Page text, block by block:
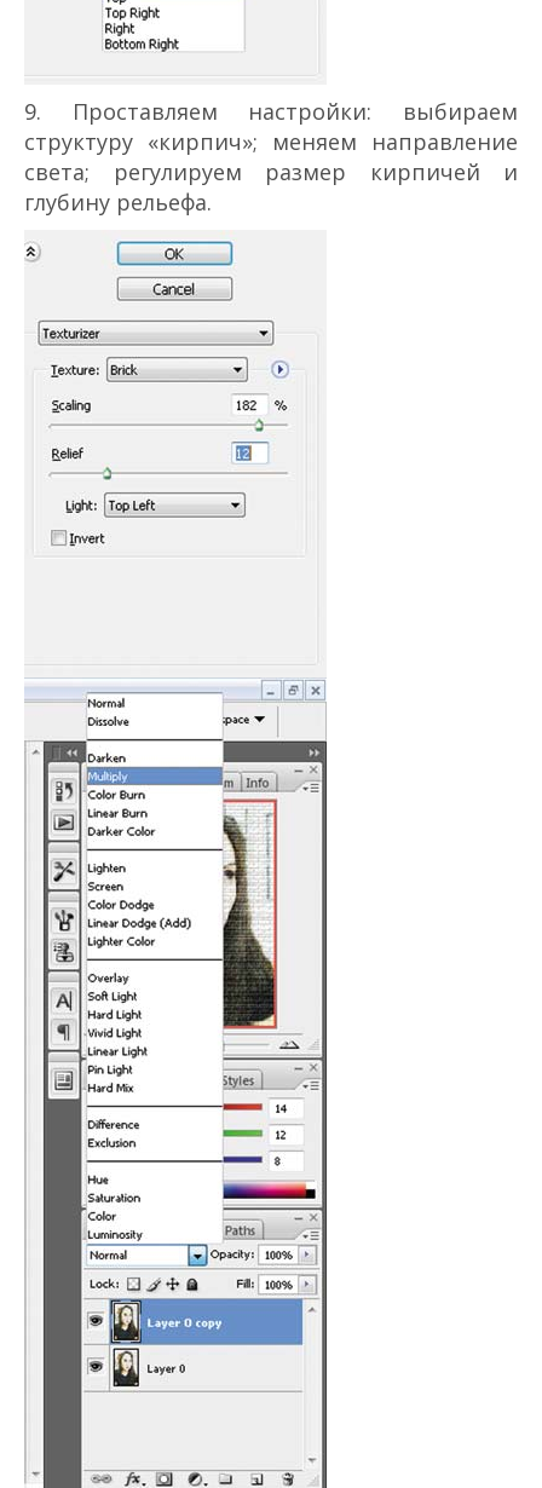
9. Проставляем настройки: выбираем
структуру «кирпич»; меняем направление
света; регулируем размер кирпичей и
глубину рельефа.